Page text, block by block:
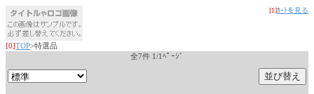
[1]ｶｰﾄを見る
[0]TOP>特選品
全7件 1/1ﾍﾟｰｼﾞ